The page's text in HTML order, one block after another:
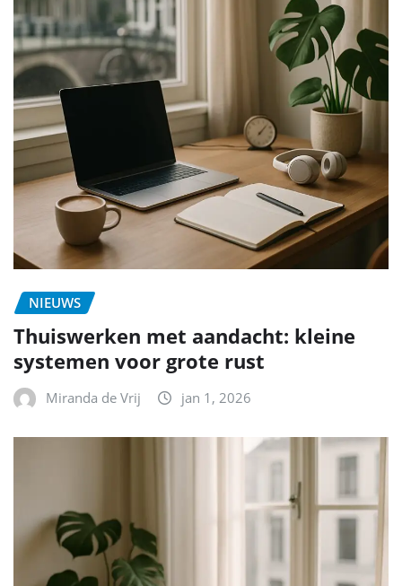
NIEUWS
Thuiswerken met aandacht: kleine
systemen voor grote rust
Miranda de Vrij jan 1, 2026